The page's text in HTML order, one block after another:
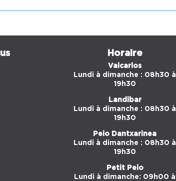
Horaire
Valcarlos
Lundi à dimanche : 08h30 à
19h30
Landibar
Lundi à dimanche : 08h30 à
19h30
Peio Dantxarinea
Lundi à dimanche : 08h30 à
19h30
Petit Peio
Lundi à dimanche: 09h00 à